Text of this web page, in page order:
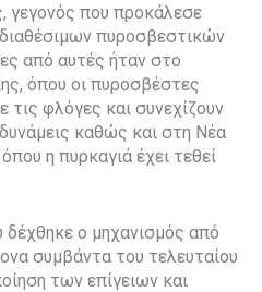
γεγονός που προκάλεσε
πυροσβεστικών
από αυτές ήταν στο
όπου οι πυροσβέστες
φλόγες και συνεχίζουν
καθώς και στη Νέα
η πυρκαγιά έχει τεθεί
ο μηχανισμός από
συμβάντα του τελευταίου
των επίγειων και